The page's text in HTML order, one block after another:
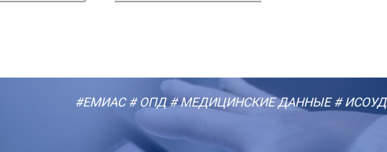
#ЕМИАС # ОПД # МЕДИЦИНСКИЕ ДАННЫЕ # ИСОУД